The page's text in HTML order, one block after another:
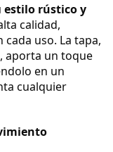
estilo rústico y
calidad,
uso. La tapa,
, aporta un toque
en un
cualquier